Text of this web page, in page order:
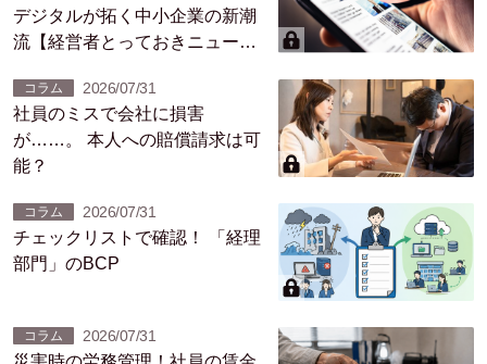
デジタルが拓く中小企業の新潮
流【経営者とっておきニュー
コラム 2026/07/31
社員のミスで会社に損害
が……。 本人への賠償請求は可
能？
コラム 2026/07/31
チェックリストで確認！ 「経理
部門」のBCP
コラム 2026/07/31